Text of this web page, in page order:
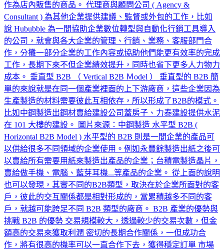
作為店內販售的商品。 代理商與顧問公司 ( Agency &
Consultant ) 為其他企業提供建議、監督或外包的工作，比如
說 Hububble 為一間協助企業數位轉型與自動化行銷工具導入
的公司，就會與各大企業的管理、行銷、業務、客服部門合
作，分攤一部分企業的工作內容或協助他們能更有效率的完成
工作，長期下來不但企業績效提升，同時也省下更多人力物力
成本。 垂直型 B2B （ Vertical B2B Ｍodel ） 垂直型的 B2B 簡
單的來說就是在同一個產業裡面的上下游廠商，這些企業因為
生產製造的材料需要彼此互相依存，所以形成了B2B的模式。
比如中鋼製造出鋼材賣給建設公司蓋房子、力泰建設提供水泥
在 101 大樓的建設。 圖片來源：中鋼製造 水平型 B2B (
Horizontal B2B Model ) 水平型的 B2B 則是一間企業的產品可
以供給很多不同領域的企業使用。例如永豐餘製造出紙之後可
以賣給所有需要用紙來製造出產品的企業；台積電製造晶片，
賣給做手機、電腦、藍芽耳機...等產品的企業。 從上面的說明
也可以發現，其實不同的B2B類型，取決在於企業所面對的客
戶，彼此的交互關係都是相對形成的，當累積越多不同的客
戶，就越可能跨足不同 B2B 類型的廠商。 B2B 產業的優勢與
挑戰 B2B 的優勢 交易規模較大，透過較少的交易次數，但金
額高的交易來獲取利潤 密切的長期合作關係，一但成功合
作，將有很高的機率可以一直合作下去，獲得穩定訂單 市場